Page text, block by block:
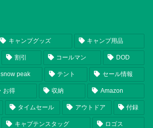
キャンプグッズ キャンプ用品
割引 コールマン DOD
snow peak テント セール情報
お得 収納 Amazon
タイムセール アウトドア 付録
キャプテンスタッグ ロゴス